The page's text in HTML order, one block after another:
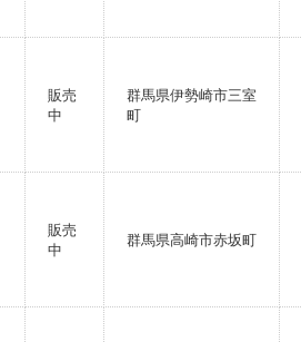
販売
中
群馬県伊勢崎市三室
町
販売
中
群馬県高崎市赤坂町